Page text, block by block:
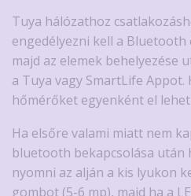
Tuya hálózathoz
engedélyezni kell a Bluetooth
majd az elemek behelyezése
a Tuya vagy SmartLife Appot.
hőmérőket egyenként el
Ha elsőre valami miatt nem
bluetooth bekapcsolása után
nyomni az alján a kis lyukon
gombot (5-6 mp), majd ha a